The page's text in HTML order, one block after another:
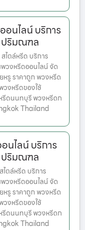
นไลน์ บริการ
ปริมณฑล
ตล์หรีด บริการ
วงหรีดออนไลน์ จัด
รู ราคาถูก พวงหรีด
งหรีดของใช้
รีดนนทบุรี พวงหรีดก
Thailand
นไลน์ บริการ
ปริมณฑล
ตล์หรีด บริการ
วงหรีดออนไลน์ จัด
รู ราคาถูก พวงหรีด
งหรีดของใช้
รีดนนทบุรี พวงหรีดก
Thailand